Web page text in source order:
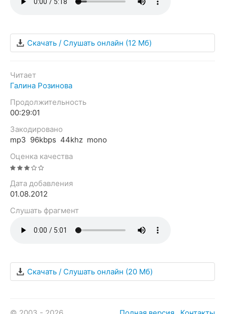
Скачать / Слушать онлайн (12 Мб)
Читает
Галина Розинова
Продолжительность
00:29:01
Закодировано
mp3 96kbps 44khz mono
Оценка качества
Дата добавления
01.08.2012
Слушать фрагмент
Скачать / Слушать онлайн (20 Мб)